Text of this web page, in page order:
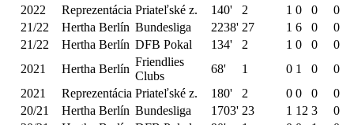
2022
Reprezentácia Priateľské z. 140' 2 1 0 0
0
21/22
Hertha Berlín Bundesliga 2238' 27 1 6 0
0
21/22
Hertha Berlín DFB Pokal 134' 2 1 0 0
0
2021
Hertha Berlín
Friendlies
Clubs
68' 1 0 1 0
0
2021
Reprezentácia Priateľské z. 180' 2 0 0 0
0
20/21
Hertha Berlín Bundesliga 1703' 23 1 12 3
0